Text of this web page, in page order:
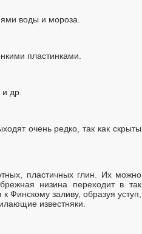
воды и мороза.
пластинками.
др.
очень редко, так как скрыты
пластичных глин. Их можно
низина переходит в так
Финскому заливу, образуя уступ,
известняки.